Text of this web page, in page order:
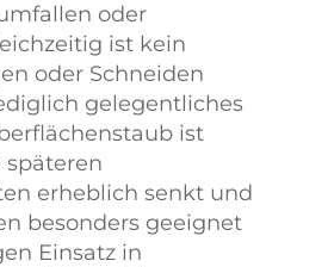
oder
ist kein
oder Schneiden
gelegentliches
ist
späteren
erheblich senkt und
besonders geeignet
Einsatz in